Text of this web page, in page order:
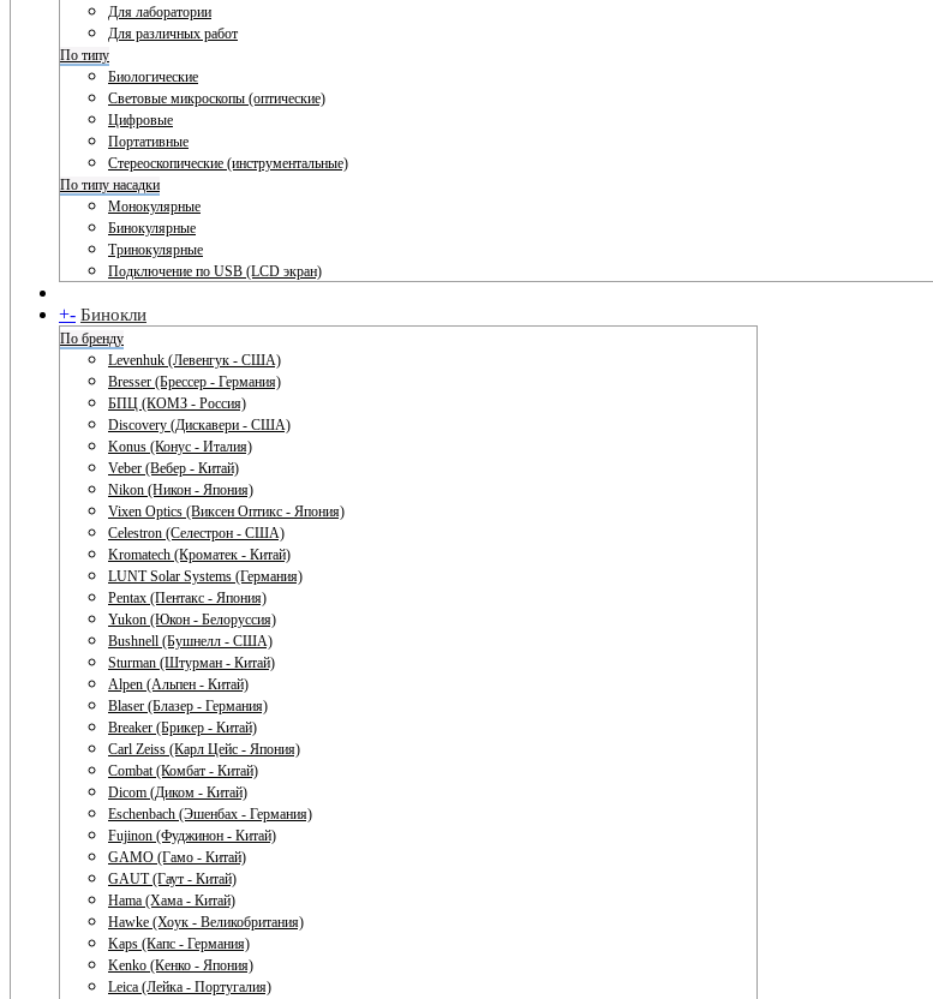
Для лаборатории
Для различных работ
По типу
Биологические
Световые микроскопы (оптические)
Цифровые
Портативные
Стереоскопические (инструментальные)
По типу насадки
Монокулярные
Бинокулярные
Тринокулярные
Подключение по USB (LCD экран)
+- Бинокли
По бренду
Levenhuk (Левенгук - США)
Bresser (Брессер - Германия)
БПЦ (КОМЗ - Россия)
Discovery (Дискавери - США)
Konus (Конус - Италия)
Veber (Вебер - Китай)
Nikon (Никон - Япония)
Vixen Optics (Виксен Оптикс - Япония)
Celestron (Селестрон - США)
Kromatech (Кроматек - Китай)
LUNT Solar Systems (Германия)
Pentax (Пентакс - Япония)
Yukon (Юкон - Белоруссия)
Bushnell (Бушнелл - США)
Sturman (Штурман - Китай)
Alpen (Альпен - Китай)
Blaser (Блазер - Германия)
Breaker (Брикер - Китай)
Carl Zeiss (Карл Цейс - Япония)
Combat (Комбат - Китай)
Dicom (Диком - Китай)
Eschenbach (Эшенбах - Германия)
Fujinon (Фуджинон - Китай)
GAMO (Гамо - Китай)
GAUT (Гаут - Китай)
Hama (Хама - Китай)
Hawke (Хоук - Великобритания)
Kaps (Капс - Германия)
Kenko (Кенко - Япония)
Leica (Лейка - Португалия)